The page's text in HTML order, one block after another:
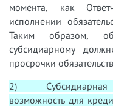
момента, как
исполнении
Таким образом,
субсидиарному
просрочки
2) Субсидиарная
возможность для